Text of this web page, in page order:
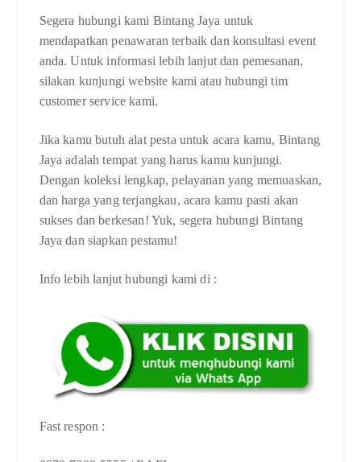
Segera hubungi kami Bintang Jaya untuk
mendapatkan penawaran terbaik dan konsultasi event
anda. Untuk informasi lebih lanjut dan pemesanan,
silakan kunjungi website kami atau hubungi tim
customer service kami.
Jika kamu butuh alat pesta untuk acara kamu, Bintang
Jaya adalah tempat yang harus kamu kunjungi.
Dengan koleksi lengkap, pelayanan yang memuaskan,
dan harga yang terjangkau, acara kamu pasti akan
sukses dan berkesan! Yuk, segera hubungi Bintang
Jaya dan siapkan pestamu!
Info lebih lanjut hubungi kami di :
Fast respon :